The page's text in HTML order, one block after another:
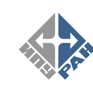
РАН